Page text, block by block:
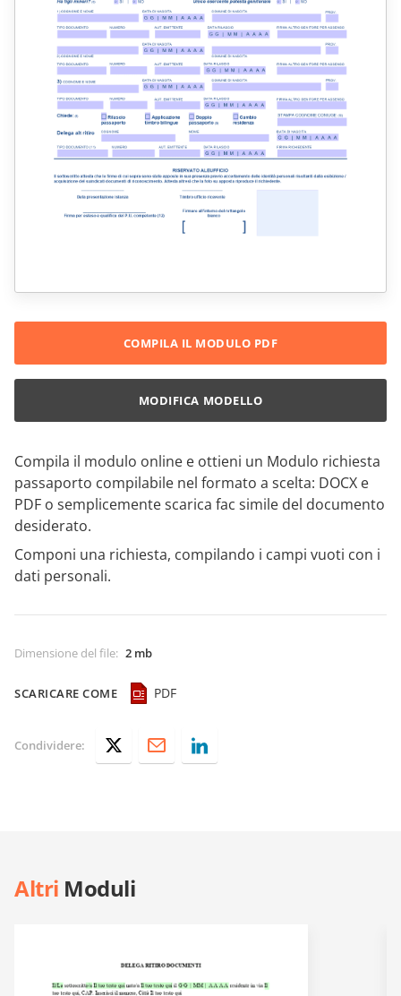
Compila il modulo online e ottieni un Modulo richiesta
passaporto compilabile nel formato a scelta: DOCX e
PDF o semplicemente scarica fac simile del documento
desiderato.
Componi una richiesta, compilando i campi vuoti con i
dati personali.
Dimensione del file: 2 mb
SCARICARE COME PDF
COMPILA IL MODULO PDF
MODIFICA MODELLO
Condividere:
Altri Moduli